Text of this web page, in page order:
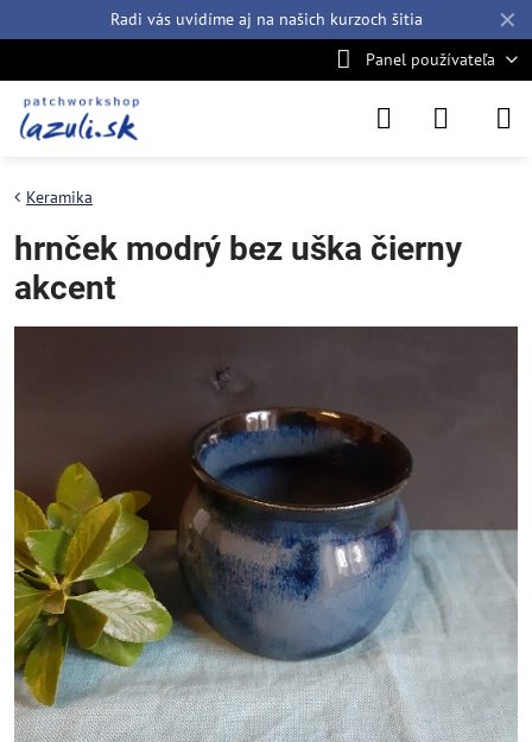
✕
Radi vás uvidíme aj na našich kurzoch šitia
Panel používateľa
Keramika
hrnček modrý bez uška čierny
akcent